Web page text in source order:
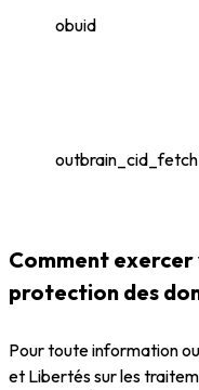
obuid
outbrain_cid_fetch
Comment
protection des
Pour toute information
et Libertés sur les